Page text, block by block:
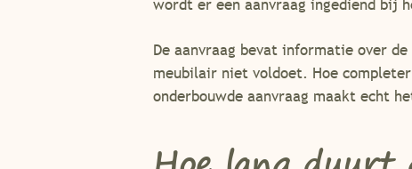
wordt er een aanvraag ingediend bij
De aanvraag bevat informatie over
meubilair niet voldoet. Hoe
onderbouwde aanvraag maakt echt